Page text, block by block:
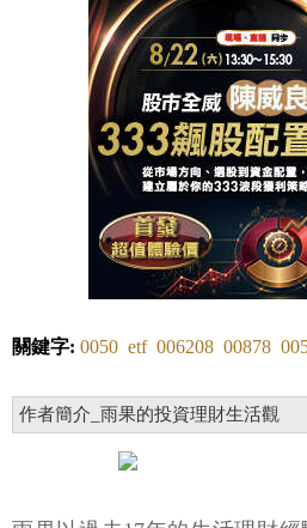
關鍵字: 0050 etf 006208 00878
作者簡介_雨果的投資理財生活觀